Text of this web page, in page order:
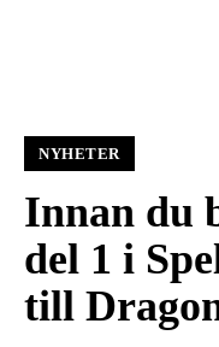
NYHETER
Innan du
del 1 i
till